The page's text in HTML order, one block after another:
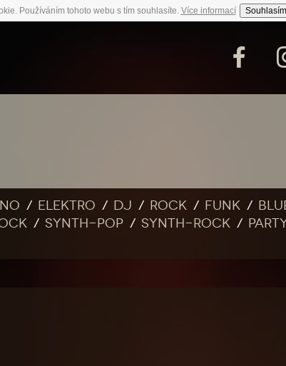
Používáním tohoto webu s tím souhlasíte. Více informací Souhlasím
Elektro DJ Rock Funk
Synth-pop Synth-rock